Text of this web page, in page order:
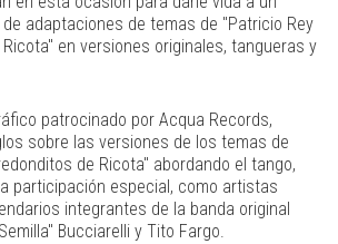
adaptaciones de temas de "Patricio Rey
en versiones originales, tangueras y
patrocinado por Acqua Records,
sobre las versiones de los temas de
de Ricota" abordando el tango,
participación especial, como artistas
integrantes de la banda original
Bucciarelli y Tito Fargo.